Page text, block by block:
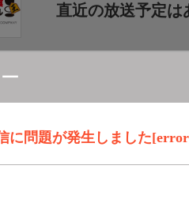
に問題が発生しました
直近の放送予定は